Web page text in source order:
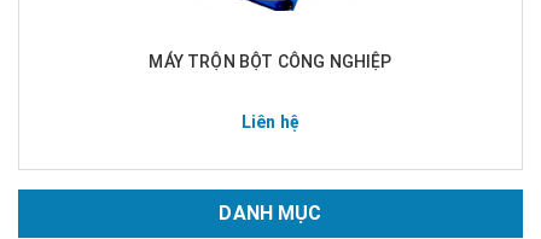
MÁY TRỘN BỘT CÔNG NGHIỆP
Liên hệ
DANH MỤC